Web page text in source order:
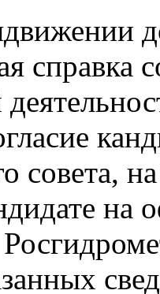
справка
совета,
на